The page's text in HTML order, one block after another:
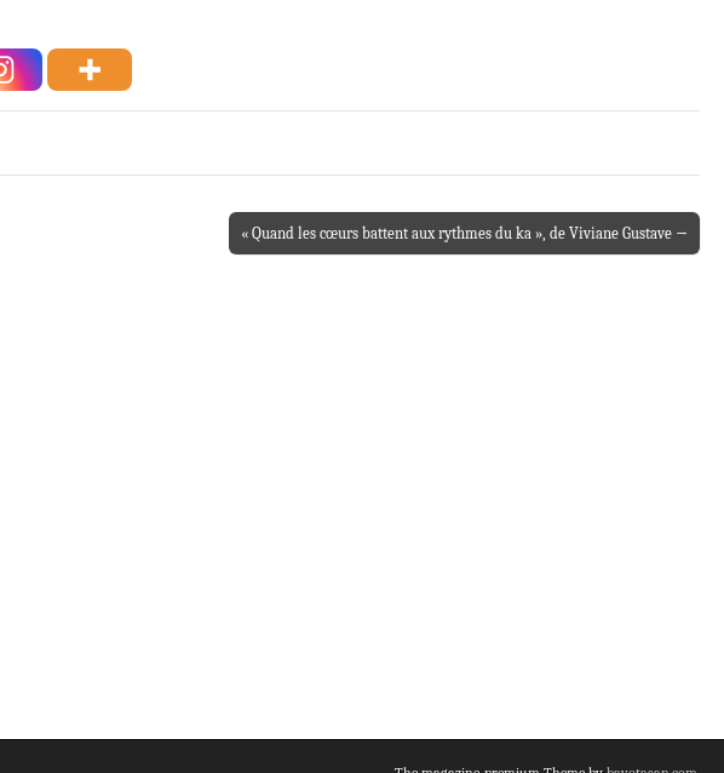
« Quand les cœurs battent aux rythmes du ka », de Viviane Gustave →